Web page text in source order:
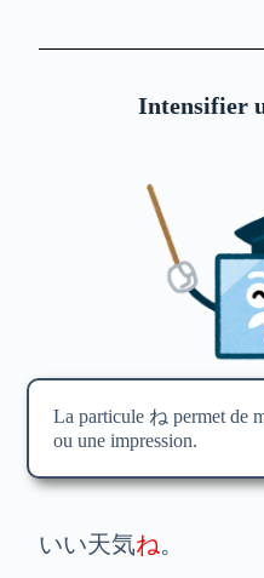
Intensifier
La particule ね permet de
ou une impression.
いい天気ね。